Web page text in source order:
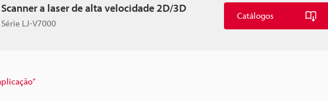
Scanner a laser de alta velocidade 2D/3D
Série LJ-V7000
Catálogos